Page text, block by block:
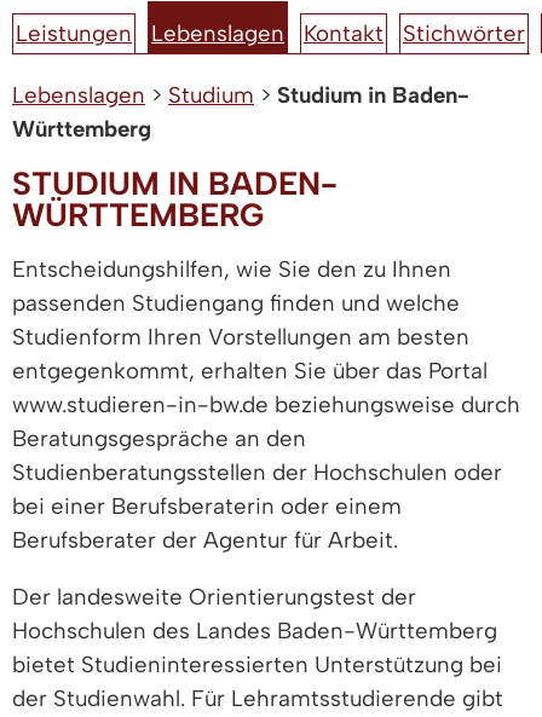
Leistungen Lebenslagen Kontakt Stichwörter
Lebenslagen > Studium > Studium in Baden-
Württemberg
STUDIUM IN BADEN-
WÜRTTEMBERG
Entscheidungshilfen, wie Sie den zu Ihnen
passenden Studiengang finden und welche
Studienform Ihren Vorstellungen am besten
entgegenkommt, erhalten Sie über das Portal
www.studieren-in-bw.de beziehungsweise durch
Beratungsgespräche an den
Studienberatungsstellen der Hochschulen oder
bei einer Berufsberaterin oder einem
Berufsberater der Agentur für Arbeit.
Der landesweite Orientierungstest der
Hochschulen des Landes Baden-Württemberg
bietet Studieninteressierten Unterstützung bei
der Studienwahl. Für Lehramtsstudierende gibt